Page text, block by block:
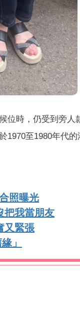
位時，仍受到旁人
1970至1980年代的
照曝光
把我當朋友
又緊張
」